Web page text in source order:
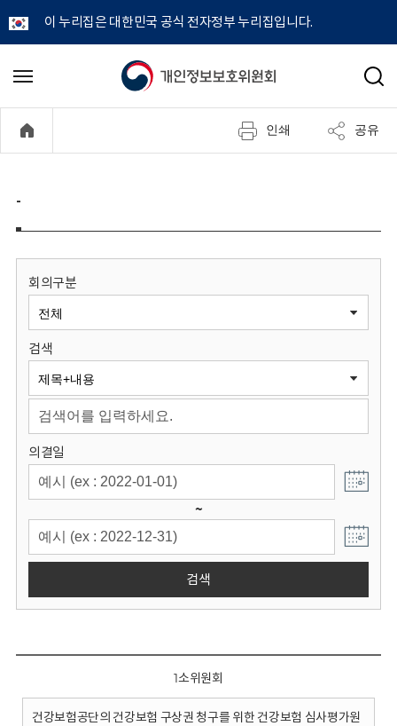
이 누리집은 대한민국 공식 전자정부 누리집입니다.
개
정
보
원
회
메
기
검
인쇄 공유
-
회의구분
검색
의결일
~
검색
1소위원회
건강보험공단의 건강보험 구상권 청구를 위한 건강보험 심사평가원